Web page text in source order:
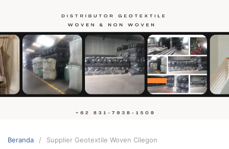
konten
Hubungi
kami
Beranda Supplier Geotextile Woven Cilegon